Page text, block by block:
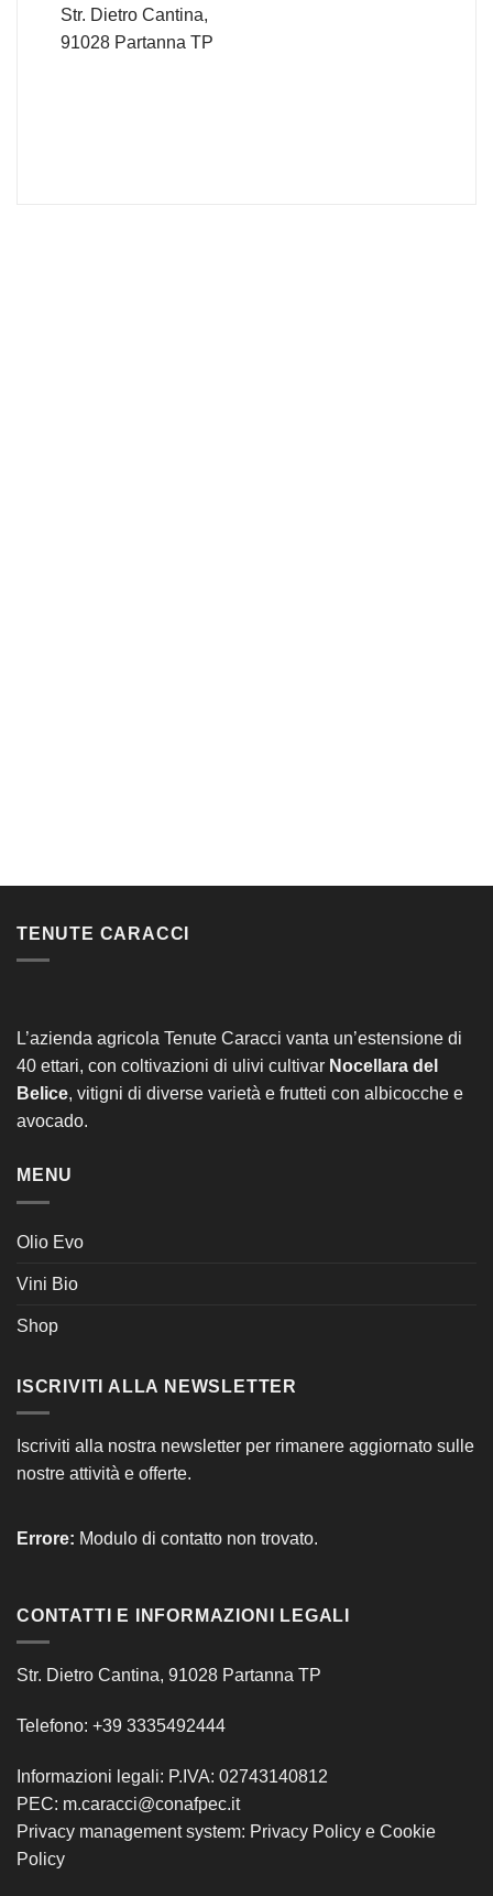
Str. Dietro Cantina,
91028 Partanna TP
TENUTE CARACCI
L’azienda agricola Tenute Caracci vanta un’estensione di
40 ettari, con coltivazioni di ulivi cultivar Nocellara del
Belice, vitigni di diverse varietà e frutteti con albicocche e
avocado.
MENU
Olio Evo
Vini Bio
Shop
ISCRIVITI ALLA NEWSLETTER
Iscriviti alla nostra newsletter per rimanere aggiornato sulle
nostre attività e offerte.
Errore: Modulo di contatto non trovato.
CONTATTI E INFORMAZIONI LEGALI
Str. Dietro Cantina, 91028 Partanna TP
Telefono: +39 3335492444
Informazioni legali: P.IVA: 02743140812
PEC: m.caracci@conafpec.it
Privacy management system: Privacy Policy e Cookie
Policy